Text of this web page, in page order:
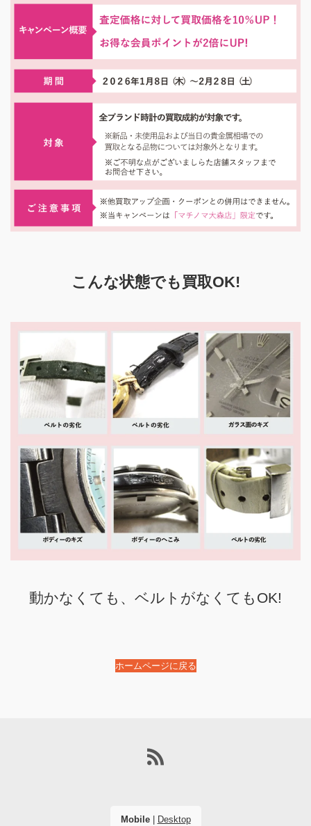
こんな状態でも買取OK!
動かなくても、ベルトがなくてもOK!
ホームページに戻る
Mobile| Desktop